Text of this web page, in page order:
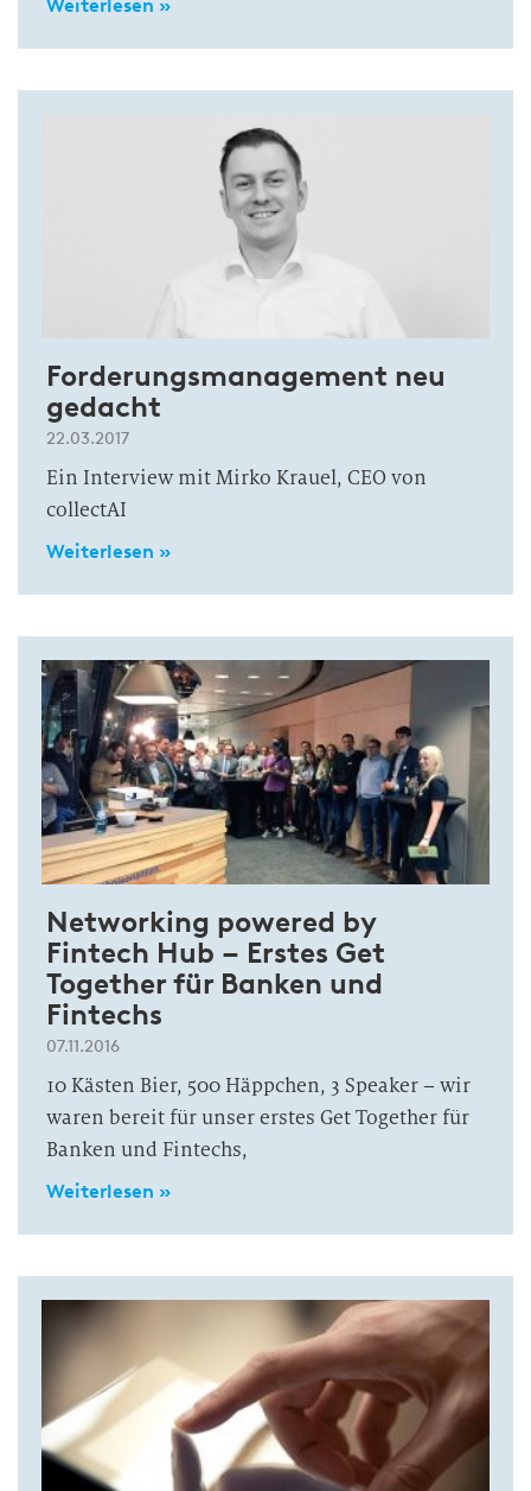
Weiterlesen »
Forderungsmanagement neu
gedacht
22.03.2017
Ein Interview mit Mirko Krauel, CEO von
collectAI
Weiterlesen »
Networking powered by
Fintech Hub – Erstes Get
Together für Banken und
Fintechs
07.11.2016
10 Kästen Bier, 500 Häppchen, 3 Speaker – wir
waren bereit für unser erstes Get Together für
Banken und Fintechs,
Weiterlesen »